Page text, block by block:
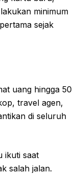
minimum
sejak
uang hingga 50
travel agen,
di seluruh
ikuti saat
salah jalan.